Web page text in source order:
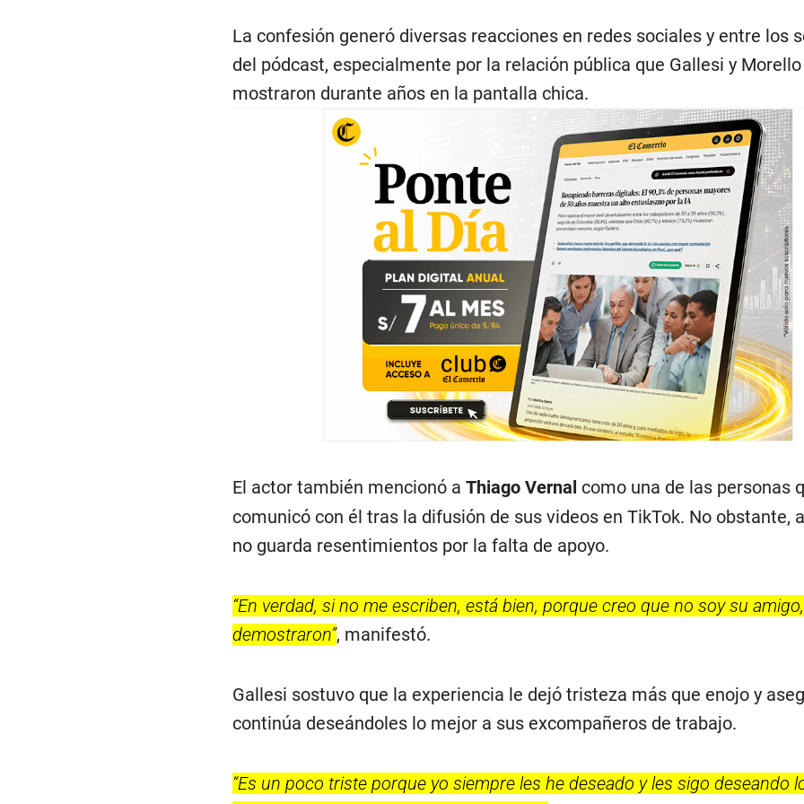
La confesión generó diversas reacciones en redes sociales y entre los
del pódcast, especialmente por la relación pública que Gallesi y Morello
mostraron durante años en la pantalla chica.
El actor también mencionó a Thiago Vernal como una de las personas
comunicó con él tras la difusión de sus videos en TikTok. No obstante,
no guarda resentimientos por la falta de apoyo.
“En verdad, si no me escriben, está bien, porque creo que no soy su
demostraron”, manifestó.
Gallesi sostuvo que la experiencia le dejó tristeza más que enojo y
continúa deseándoles lo mejor a sus excompañeros de trabajo.
“Es un poco triste porque yo siempre les he deseado y les sigo deseando